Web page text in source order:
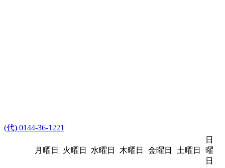
(代) 0144-36-1221
月曜日 火曜日 水曜日 木曜日 金曜日 土曜日
日
曜
日